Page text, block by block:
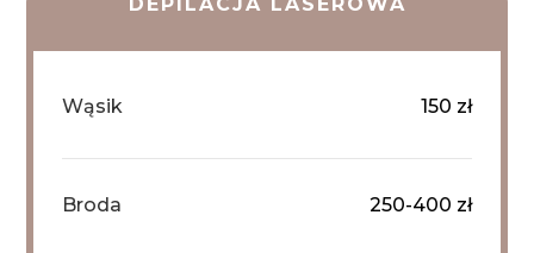
Wąsik 150 zł
Broda 250-400 zł